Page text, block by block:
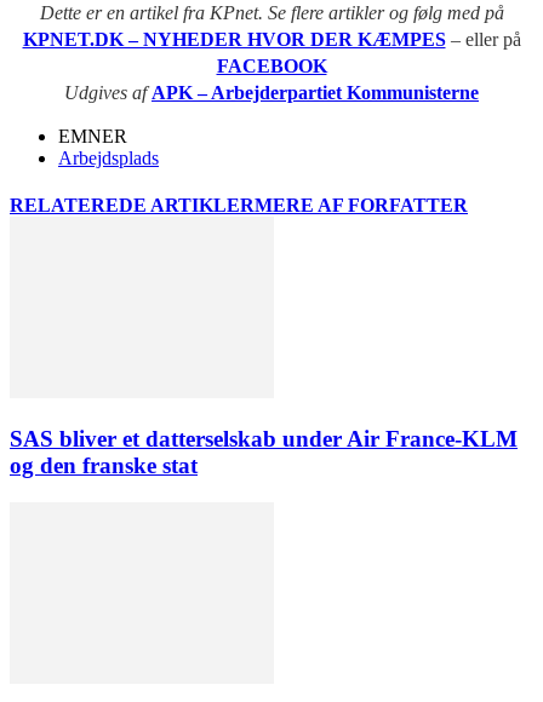
Dette er en artikel fra KPnet. Se flere artikler og følg med på
KPNET.DK – NYHEDER HVOR DER KÆMPES – eller på
FACEBOOK
Udgives afAPK – Arbejderpartiet Kommunisterne
EMNER
Arbejdsplads
RELATEREDE ARTIKLERMERE AF FORFATTER
SAS bliver et datterselskab under Air France-KLM
og den franske stat